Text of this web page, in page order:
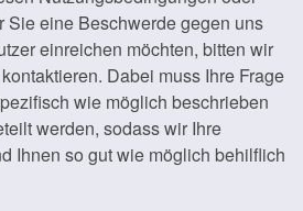
Sie eine Beschwerde gegen uns
einreichen möchten, bitten wir
Dabei muss Ihre Frage
wie möglich beschrieben
werden, sodass wir Ihre
Ihnen so gut wie möglich behilflich